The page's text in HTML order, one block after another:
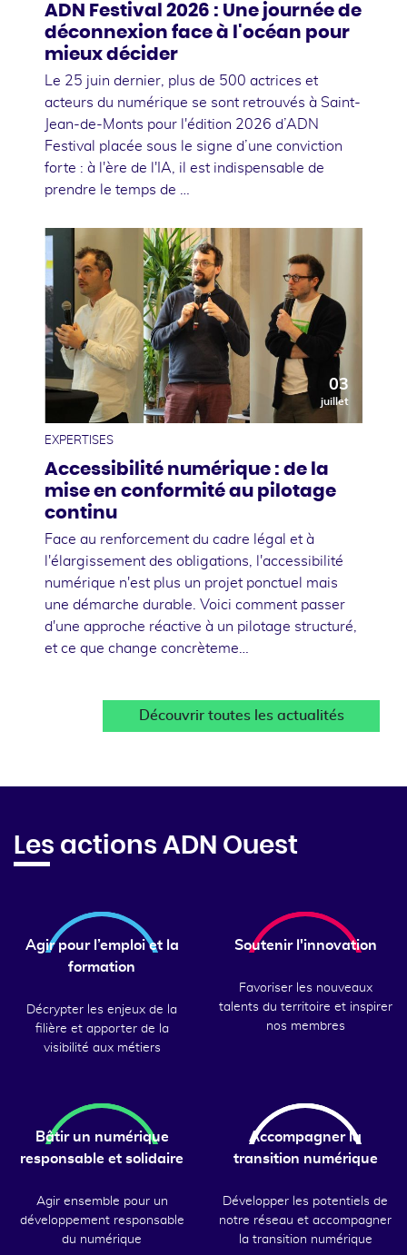
ADN Festival 2026 : Une journée de
déconnexion face à l'océan pour
mieux décider
Le 25 juin dernier, plus de 500 actrices et
acteurs du numérique se sont retrouvés à Saint-
Jean-de-Monts pour l'édition 2026 d’ADN
Festival placée sous le signe d’une conviction
forte : à l'ère de l'IA, il est indispensable de
prendre le temps de …
03
juillet
EXPERTISES
Accessibilité numérique : de la
mise en conformité au pilotage
continu
Face au renforcement du cadre légal et à
l'élargissement des obligations, l'accessibilité
numérique n'est plus un projet ponctuel mais
une démarche durable. Voici comment passer
d'une approche réactive à un pilotage structuré,
et ce que change concrèteme…
Découvrir toutes les actualités
Les actions ADN Ouest
Agir pour l’emploi et la
formation
Décrypter les enjeux de la
filière et apporter de la
visibilité aux métiers
Soutenir l'innovation
Favoriser les nouveaux
talents du territoire et inspirer
nos membres
Bâtir un numérique
responsable et solidaire
Agir ensemble pour un
développement responsable
du numérique
Accompagner la
transition numérique
Développer les potentiels de
notre réseau et accompagner
la transition numérique